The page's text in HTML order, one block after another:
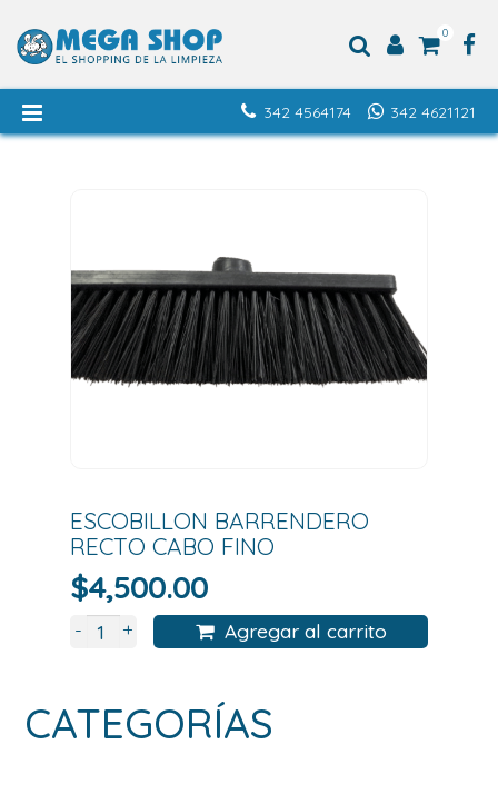
0
342 4621121
342 4564174
ESCOBILLON BARRENDERO
RECTO CABO FINO
$4,500.00
- + Agregar al carrito
CATEGORÍAS